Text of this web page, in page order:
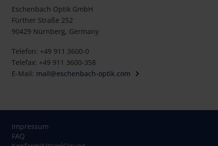
Eschenbach Optik GmbH
Fürther Straße 252
90429 Nürnberg, Germany
Telefon: +49 911 3600-0
Telefax: +49 911 3600-358
E-Mail: mail@eschenbach-optik.com
Impressum
FAQ